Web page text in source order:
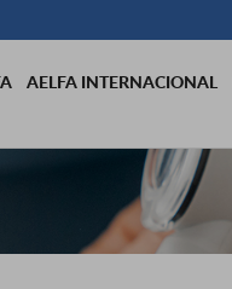
AELFA INTERNACIONAL